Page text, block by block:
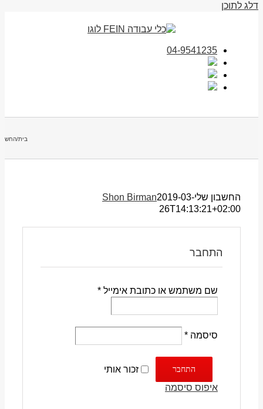
דלג לתוכן
04-9541235
בית/
החשבון שלי Shon Birman2019-03-
26T14:13:21+02:00
התחבר
שם משתמש או כתובת אימייל *
סיסמה *
זכור אותי התחבר
איפוס סיסמה